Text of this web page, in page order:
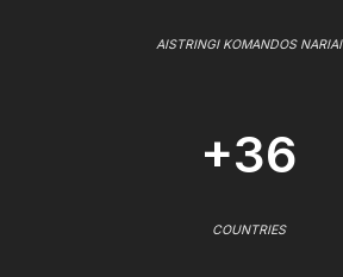
AISTRINGI KOMANDOS NARIAI
+36
COUNTRIES